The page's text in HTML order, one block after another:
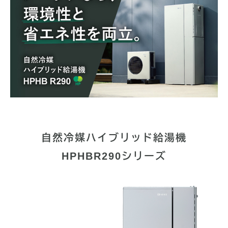
自然冷媒ハイブリッド給湯機
HPHBR290 シリーズ